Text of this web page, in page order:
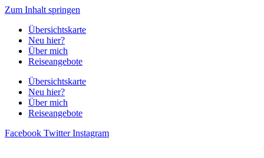
Zum Inhalt springen
Übersichtskarte
Neu hier?
Über mich
Reiseangebote
Übersichtskarte
Neu hier?
Über mich
Reiseangebote
Facebook Twitter Instagram